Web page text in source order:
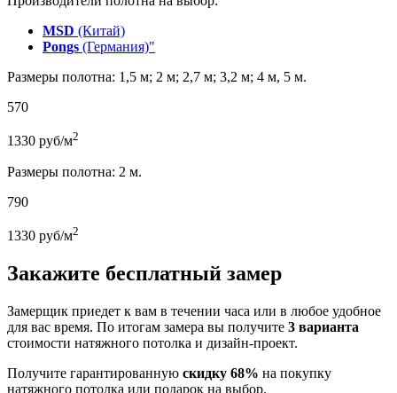
MSD (Китай)
Pongs (Германия)"
Размеры полотна: 1,5 м; 2 м; 2,7 м; 3,2 м; 4 м, 5 м.
570
1330 руб/м2
Размеры полотна: 2 м.
790
1330 руб/м2
Закажите бесплатный замер
Замерщик приедет к вам в течении часа или в любое удобное
для вас время. По итогам замера вы получите 3 варианта
стоимости натяжного потолка и дизайн-проект.
Получите гарантированную скидку 68% на покупку
натяжного потолка или подарок на выбор.